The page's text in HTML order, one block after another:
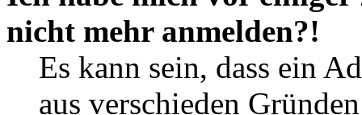
nicht mehr anmelden?!
Es kann sein, dass ein
aus verschieden